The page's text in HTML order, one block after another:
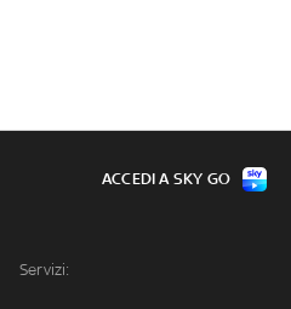
Servizi:
ACCEDI A SKY GO